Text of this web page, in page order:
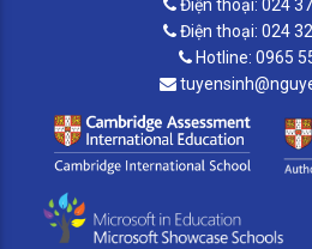
Điện thoại: 024
Điện thoại: 024
Hotline: 0965